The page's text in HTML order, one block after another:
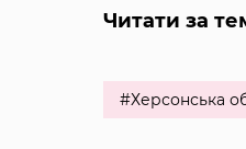
Читати за
#Херсонська